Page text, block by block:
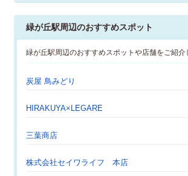
緑が丘駅周辺のおすすめスポット
緑が丘駅周辺のおすすめスポットや店舗をご紹介
炭屋 鳥みどり
HIRAKUYA×LEGARE
三葉商店
株式会社セイワライフ 本店